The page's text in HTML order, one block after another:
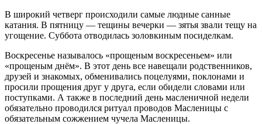
В широкий четверг происходили самые людные санные
катания. В пятницу — тещины вечерки — зятья звали тещу на
угощение. Суббота отводилась золовкиным посиделкам.
Воскресенье называлось «прощеным воскресеньем» или
«прощеным днём». В этот день все навещали родственников,
друзей и знакомых, обменивались поцелуями, поклонами и
просили прощения друг у друга, если обидели словами или
поступками. А также в последний день масленичной недели
обязательно проводился ритуал проводов Масленицы с
обязательным сожжением чучела Масленицы.